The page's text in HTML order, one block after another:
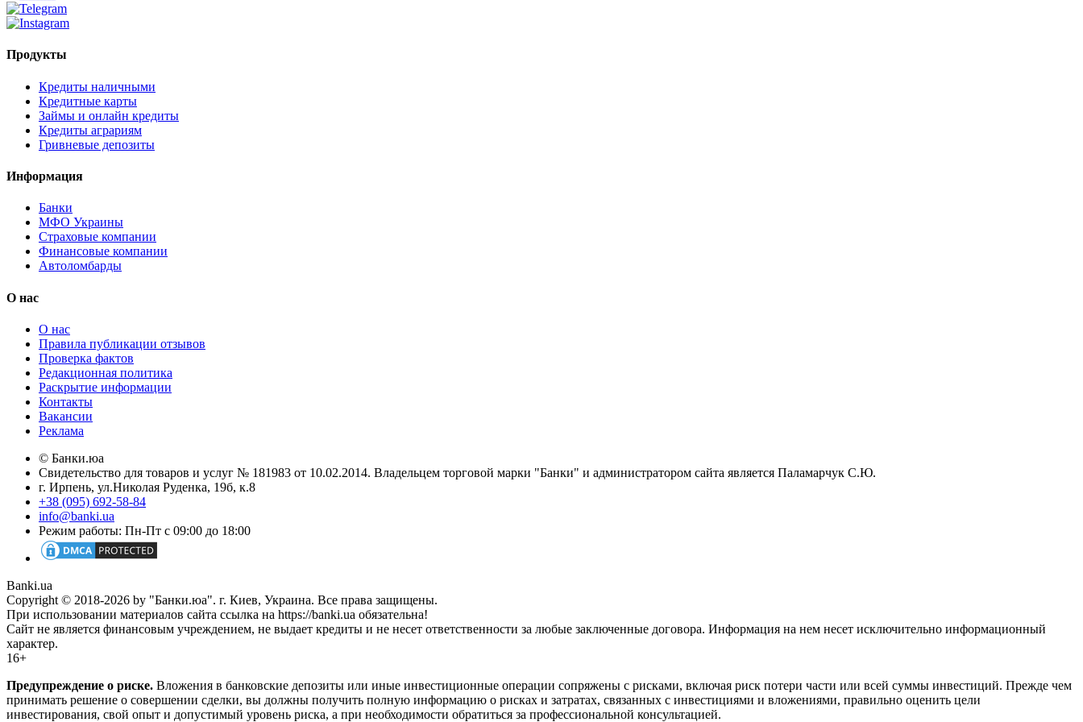
Продукты
Кредиты наличными
Кредитные карты
Займы и онлайн кредиты
Кредиты аграриям
Гривневые депозиты
Информация
Банки
МФО Украины
Страховые компании
Финансовые компании
Автоломбарды
О нас
О нас
Правила публикации отзывов
Проверка фактов
Редакционная политика
Раскрытие информации
Контакты
Вакансии
Реклама
© Банки.юа
Свидетельство для товаров и услуг № 181983 от 10.02.2014. Владельцем торговой марки "Банки" и администратором сайта является Паламарчук С.Ю.
г. Ирпень, ул.Николая Руденка, 19б, к.8
+38 (095) 692-58-84
info@banki.ua
Режим работы: Пн-Пт с 09:00 до 18:00
Banki.ua
Copyright © 2018-2026 by "Банки.юа". г. Киев, Украина. Все права защищены.
При использовании материалов сайта ссылка на https://banki.ua обязательна!
Сайт не является финансовым учреждением, не выдает кредиты и не несет ответственности за любые заключенные договора. Информация на нем несет исключительно информационный
характер.
16+
Предупреждение о риске. Вложения в банковские депозиты или иные инвестиционные операции сопряжены с рисками, включая риск потери части или всей суммы инвестиций. Прежде чем
принимать решение о совершении сделки, вы должны получить полную информацию о рисках и затратах, связанных с инвестициями и вложениями, правильно оценить цели
инвестирования, свой опыт и допустимый уровень риска, а при необходимости обратиться за профессиональной консультацией.